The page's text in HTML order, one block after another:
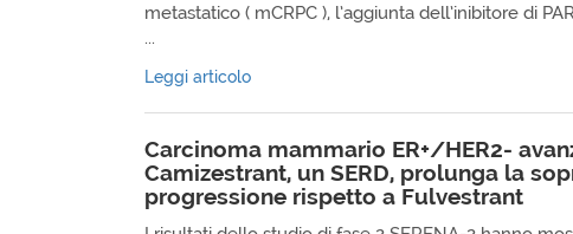
metastatico ( mCRPC ), l’aggiunta dell’inibitore di
...
Leggi articolo
Carcinoma mammario ER+/HER2-
Camizestrant, un SERD, prolunga la
progressione rispetto a Fulvestrant